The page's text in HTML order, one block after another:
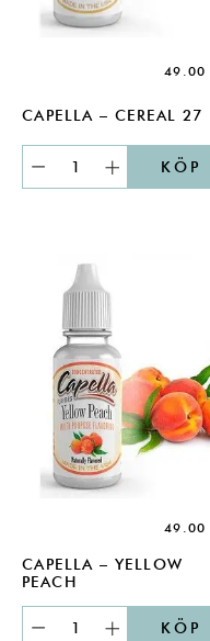
49.00
CAPELLA – CEREAL 27
KÖP
49.00
CAPELLA – YELLOW
PEACH
KÖP